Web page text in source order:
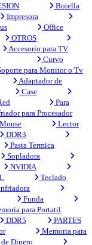
Botella
Impresora
Office
OTROS
Accesorio para TV
Curvo
para Monitor o Tv
Adaptador de
Case
Para
para Procesador
Lector
DDR3
Pasta Termica
Sopladora
NVIDIA
Teclado
Funda
para Portatil
DDR5
PARTES
Memoria para
Dinero